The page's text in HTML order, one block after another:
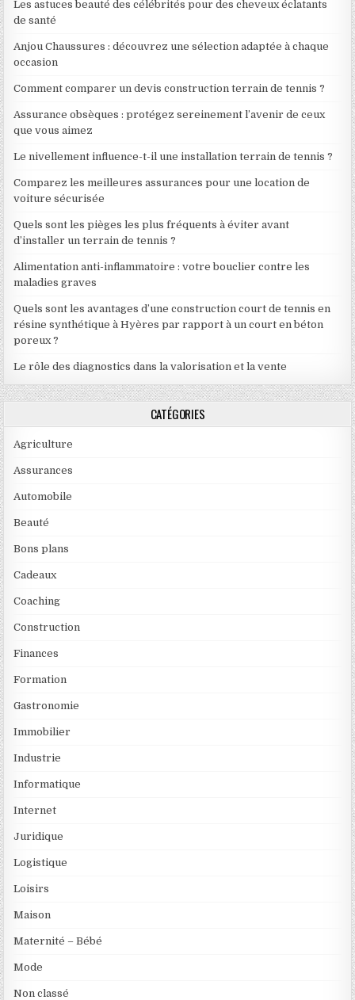
Les astuces beauté des célébrités pour des cheveux éclatants
de santé
Anjou Chaussures : découvrez une sélection adaptée à chaque
occasion
Comment comparer un devis construction terrain de tennis ?
Assurance obsèques : protégez sereinement l’avenir de ceux
que vous aimez
Le nivellement influence-t-il une installation terrain de tennis ?
Comparez les meilleures assurances pour une location de
voiture sécurisée
Quels sont les pièges les plus fréquents à éviter avant
d’installer un terrain de tennis ?
Alimentation anti-inflammatoire : votre bouclier contre les
maladies graves
Quels sont les avantages d’une construction court de tennis en
résine synthétique à Hyères par rapport à un court en béton
poreux ?
Le rôle des diagnostics dans la valorisation et la vente
CATÉGORIES
Agriculture
Assurances
Automobile
Beauté
Bons plans
Cadeaux
Coaching
Construction
Finances
Formation
Gastronomie
Immobilier
Industrie
Informatique
Internet
Juridique
Logistique
Loisirs
Maison
Maternité – Bébé
Mode
Non classé